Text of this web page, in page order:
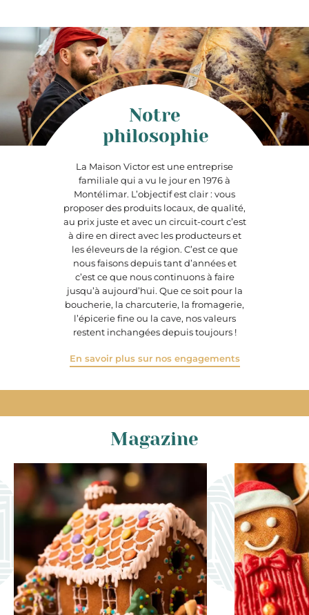
La Maison Victor est une entreprise
familiale qui a vu le jour en 1976 à
Montélimar. L’objectif est clair : vous
proposer des produits locaux, de qualité,
au prix juste et avec un circuit-court c’est
à dire en direct avec les producteurs et
les éleveurs de la région. C’est ce que
nous faisons depuis tant d’années et
c’est ce que nous continuons à faire
jusqu’à aujourd’hui. Que ce soit pour la
boucherie, la charcuterie, la fromagerie,
l’épicerie fine ou la cave, nos valeurs
restent inchangées depuis toujours !
En savoir plus sur nos engagements
Notre
philosophie
Magazine